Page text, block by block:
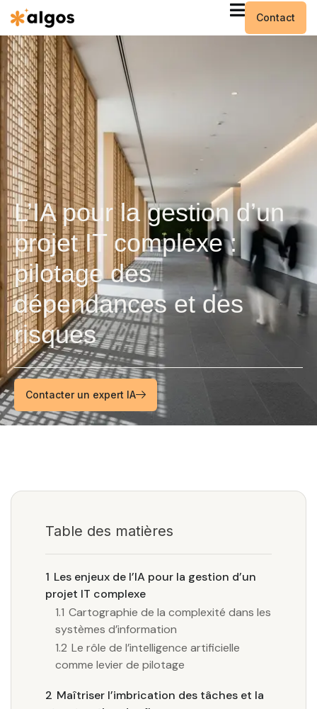
Contact
L’IA pour la gestion d’un
projet IT complexe :
pilotage des
dépendances et des
risques
Contacter un expert IA
Table des matières
1 Les enjeux de l’IA pour la gestion d’un
projet IT complexe
1.1 Cartographie de la complexité dans les
systèmes d’information
1.2 Le rôle de l’intelligence artificielle
comme levier de pilotage
2 Maîtriser l’imbrication des tâches et la